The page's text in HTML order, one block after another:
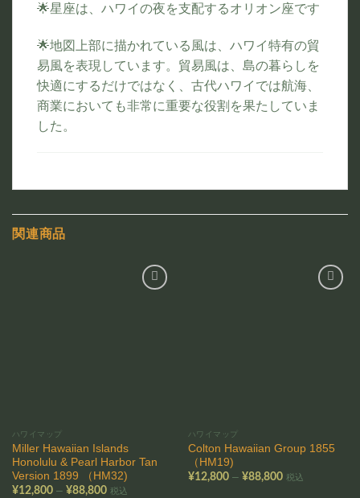
🌟星座は、ハワイの夜を支配するオリオン座です
🌟地図上部に描かれている風は、ハワイ特有の貿
易風を表現しています。貿易風は、島の暮らしを
快適にするだけではなく、古代ハワイでは航海、
商業においても非常に重要な役割を果たしていま
した。
関連商品
ハワイマップ
Miller Hawaiian Islands
Honolulu & Pearl Harbor Tan
Version 1899 （HM32)
¥12,800 – ¥88,800価税込
ハワイマップ
Colton Hawaiian Group 1855
（HM19)
¥12,800 – ¥88,800価税込